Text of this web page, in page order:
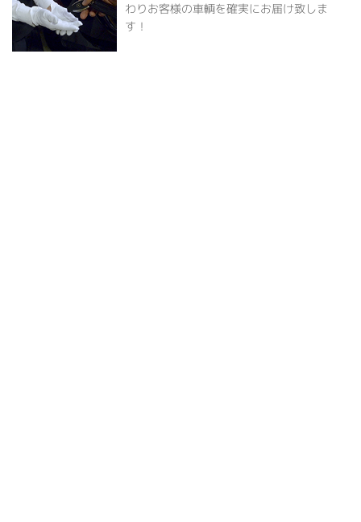
わりお客様の車輌を確実にお届け致しま
す！